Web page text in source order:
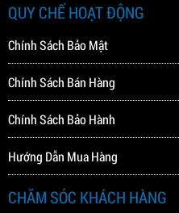
QUY CHẾ HOẠT ĐỘNG
Chính Sách Bảo Mật
Chính Sách Bán Hàng
Chính Sách Bảo Hành
Hướng Dẫn Mua Hàng
CHĂM SÓC KHÁCH HÀNG